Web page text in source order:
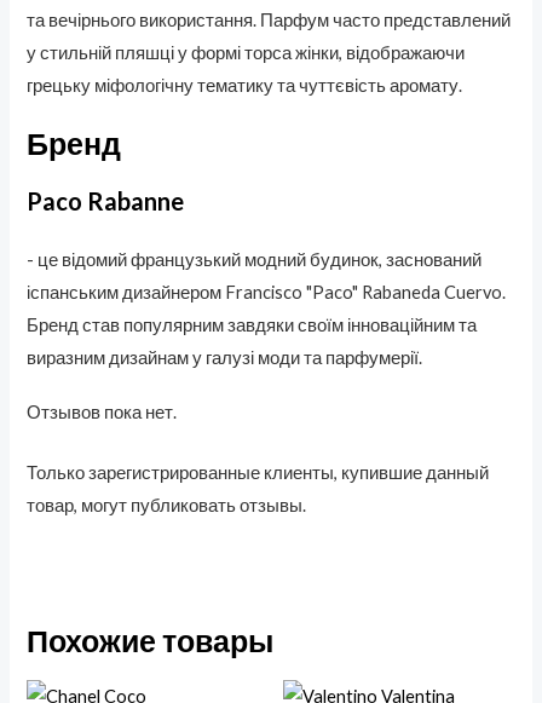
та вечірнього використання. Парфум часто представлений
у стильній пляшці у формі торса жінки, відображаючи
грецьку міфологічну тематику та чуттєвість аромату.
Бренд
Paco Rabanne
- це відомий французький модний будинок, заснований
іспанським дизайнером Francisco "Paco" Rabaneda Cuervo.
Бренд став популярним завдяки своїм інноваційним та
виразним дизайнам у галузі моди та парфумерії.
Отзывов пока нет.
Только зарегистрированные клиенты, купившие данный
товар, могут публиковать отзывы.
Похожие товары